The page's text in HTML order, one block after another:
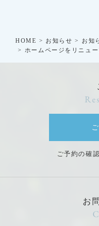
HOME お知らせ
お知
ホームページをリニュ
ご予約の確
お